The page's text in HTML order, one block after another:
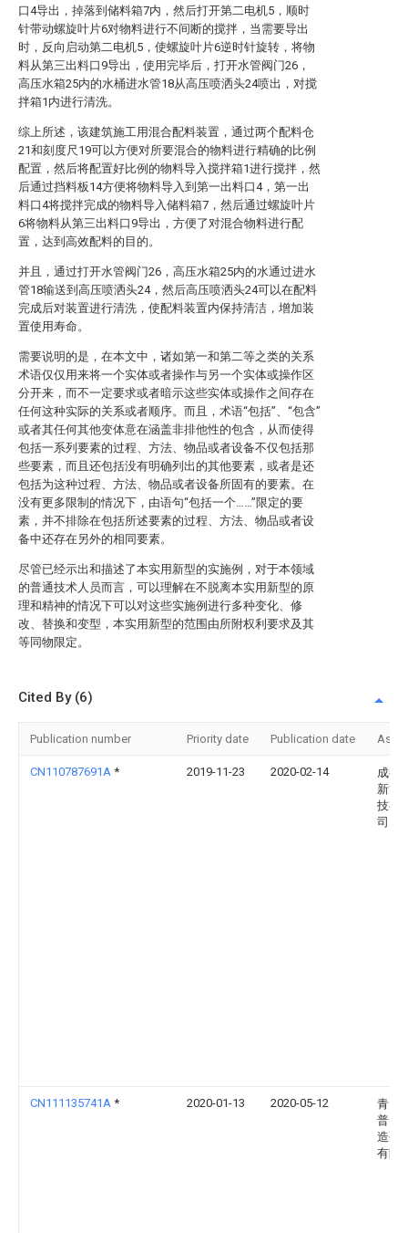
口4导出，掉落到储料箱7内，然后打开第二电机5，顺时
针带动螺旋叶片6对物料进行不间断的搅拌，当需要导出
时，反向启动第二电机5，使螺旋叶片6逆时针旋转，将物
料从第三出料口9导出，使用完毕后，打开水管阀门26，
高压水箱25内的水桶进水管18从高压喷洒头24喷出，对搅
拌箱1内进行清洗。
综上所述，该建筑施工用混合配料装置，通过两个配料仓
21和刻度尺19可以方便对所要混合的物料进行精确的比例
配置，然后将配置好比例的物料导入搅拌箱1进行搅拌，然
后通过挡料板14方便将物料导入到第一出料口4，第一出
料口4将搅拌完成的物料导入储料箱7，然后通过螺旋叶片
6将物料从第三出料口9导出，方便了对混合物料进行配
置，达到高效配料的目的。
并且，通过打开水管阀门26，高压水箱25内的水通过进水
管18输送到高压喷洒头24，然后高压喷洒头24可以在配料
完成后对装置进行清洗，使配料装置内保持清洁，增加装
置使用寿命。
需要说明的是，在本文中，诸如第一和第二等之类的关系
术语仅仅用来将一个实体或者操作与另一个实体或操作区
分开来，而不一定要求或者暗示这些实体或操作之间存在
任何这种实际的关系或者顺序。而且，术语“包括”、“包含”
或者其任何其他变体意在涵盖非排他性的包含，从而使得
包括一系列要素的过程、方法、物品或者设备不仅包括那
些要素，而且还包括没有明确列出的其他要素，或者是还
包括为这种过程、方法、物品或者设备所固有的要素。在
没有更多限制的情况下，由语句“包括一个……”限定的要
素，并不排除在包括所述要素的过程、方法、物品或者设
备中还存在另外的相同要素。
尽管已经示出和描述了本实用新型的实施例，对于本领域
的普通技术人员而言，可以理解在不脱离本实用新型的原
理和精神的情况下可以对这些实施例进行多种变化、修
改、替换和变型，本实用新型的范围由所附权利要求及其
等同物限定。
Cited By (6)
Publication number Priority date Publication date
CN110787691A * 2019-11-23 2020-02-14
成都
新能
技有
司
CN111135741A * 2020-01-13 2020-05-12
青岛
普智
造研
有限